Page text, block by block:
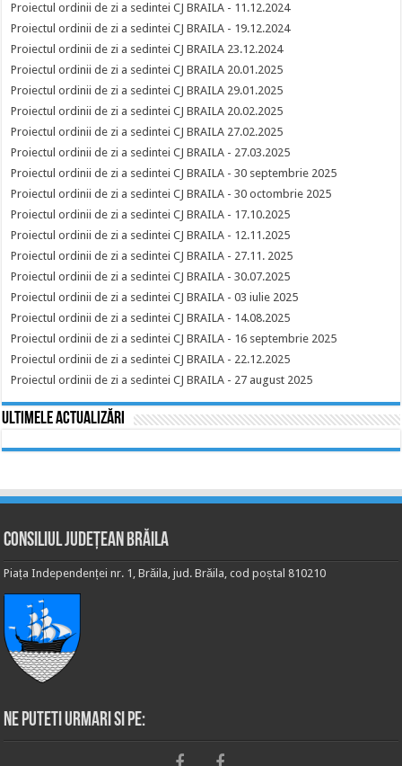
Proiectul ordinii de zi a sedintei CJ BRAILA - 11.12.2024
Proiectul ordinii de zi a sedintei CJ BRAILA - 19.12.2024
Proiectul ordinii de zi a sedintei CJ BRAILA 23.12.2024
Proiectul ordinii de zi a sedintei CJ BRAILA 20.01.2025
Proiectul ordinii de zi a sedintei CJ BRAILA 29.01.2025
Proiectul ordinii de zi a sedintei CJ BRAILA 20.02.2025
Proiectul ordinii de zi a sedintei CJ BRAILA 27.02.2025
Proiectul ordinii de zi a sedintei CJ BRAILA - 27.03.2025
Proiectul ordinii de zi a sedintei CJ BRAILA - 30 septembrie 2025
Proiectul ordinii de zi a sedintei CJ BRAILA - 30 octombrie 2025
Proiectul ordinii de zi a sedintei CJ BRAILA - 17.10.2025
Proiectul ordinii de zi a sedintei CJ BRAILA - 12.11.2025
Proiectul ordinii de zi a sedintei CJ BRAILA - 27.11. 2025
Proiectul ordinii de zi a sedintei CJ BRAILA - 30.07.2025
Proiectul ordinii de zi a sedintei CJ BRAILA - 03 iulie 2025
Proiectul ordinii de zi a sedintei CJ BRAILA - 14.08.2025
Proiectul ordinii de zi a sedintei CJ BRAILA - 16 septembrie 2025
Proiectul ordinii de zi a sedintei CJ BRAILA - 22.12.2025
Proiectul ordinii de zi a sedintei CJ BRAILA - 27 august 2025
Ultimele actualizări
Consiliul Județean Brăila
Piața Independenței nr. 1, Brăila, jud. Brăila, cod poștal 810210
Ne puteti urmari si pe: